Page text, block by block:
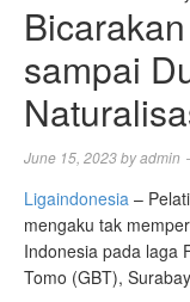
sampai
June 15, 2023byadmin
Ligaindonesia –
mengaku tak
Indonesia pada laga
Tomo (GBT),